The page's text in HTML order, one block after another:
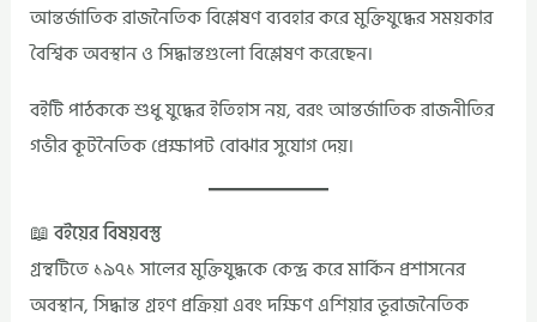
আন্তর্জাতিক রাজনৈতিক বিশ্লেষণ ব্যবহার করে মুক্তিযুদ্ধের সময়কার
বৈশ্বিক অবস্থান ও সিদ্ধান্তগুলো বিশ্লেষণ করেছেন।
বইটি পাঠককে শুধু যুদ্ধের ইতিহাস নয়, বরং আন্তর্জাতিক রাজনীতির
গভীর কূটনৈতিক প্রেক্ষাপট বোঝার সুযোগ দেয়।
📖 বইয়ের বিষয়বস্তু
গ্রন্থটিতে ১৯৭১ সালের মুক্তিযুদ্ধকে কেন্দ্র করে মার্কিন প্রশাসনের
অবস্থান, সিদ্ধান্ত গ্রহণ প্রক্রিয়া এবং দক্ষিণ এশিয়ার ভূরাজনৈতিক